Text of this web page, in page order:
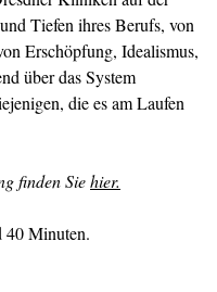
Tiefen ihres Berufs, von
Erschöpfung, Idealismus,
über das System
die es am Laufen
finden Siehier.
40 Minuten.